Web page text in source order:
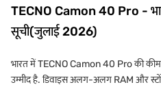
TECNO Camon 40 Pro -
सूची(जुलाई 2026)
भारत में TECNO Camon 40 Pro की
उम्मीद है. डिवाइस अलग-अलग RAM और